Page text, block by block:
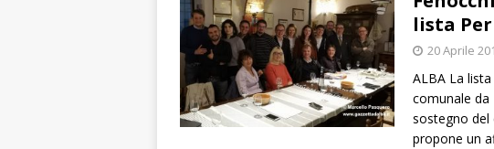
lista
20 Aprile
ALBA La
comunale da
sostegno del
propone un